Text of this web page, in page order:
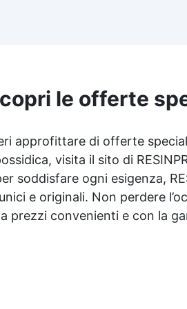
contatto con la pelle, Bpa Free
e senza Solventi (Voc Free)
e con filtri UV anti-ingiallimento
per una finitura durevole e
brillante.
le offerte
approfittare di offerte
, visita il sito di
soddisfare ogni esigenza,
e originali. Non perdere
prezzi convenienti e con la